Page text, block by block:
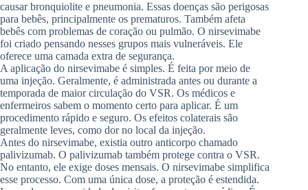
causar bronquiolite e pneumonia. Essas doenças são perigosas
para bebês, principalmente os prematuros. Também afeta
bebês com problemas de coração ou pulmão. O nirsevimabe
foi criado pensando nesses grupos mais vulneráveis. Ele
oferece uma camada extra de segurança.
A aplicação do nirsevimabe é simples. É feita por meio de
uma injeção. Geralmente, é administrada antes ou durante a
temporada de maior circulação do VSR. Os médicos e
enfermeiros sabem o momento certo para aplicar. É um
procedimento rápido e seguro. Os efeitos colaterais são
geralmente leves, como dor no local da injeção.
Antes do nirsevimabe, existia outro anticorpo chamado
palivizumab. O palivizumab também protege contra o VSR.
No entanto, ele exige doses mensais. O nirsevimabe simplifica
esse processo. Com uma única dose, a proteção é estendida.